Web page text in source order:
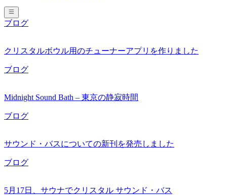
ブログ
クリスタルボウル用のチューナーアプリを作りました
ブログ
Midnight Sound Bath – 東京の静寂時間
ブログ
サウンド・バスについての新刊を発売しました
ブログ
5月17日、サウナでクリスタル サウンド・バス